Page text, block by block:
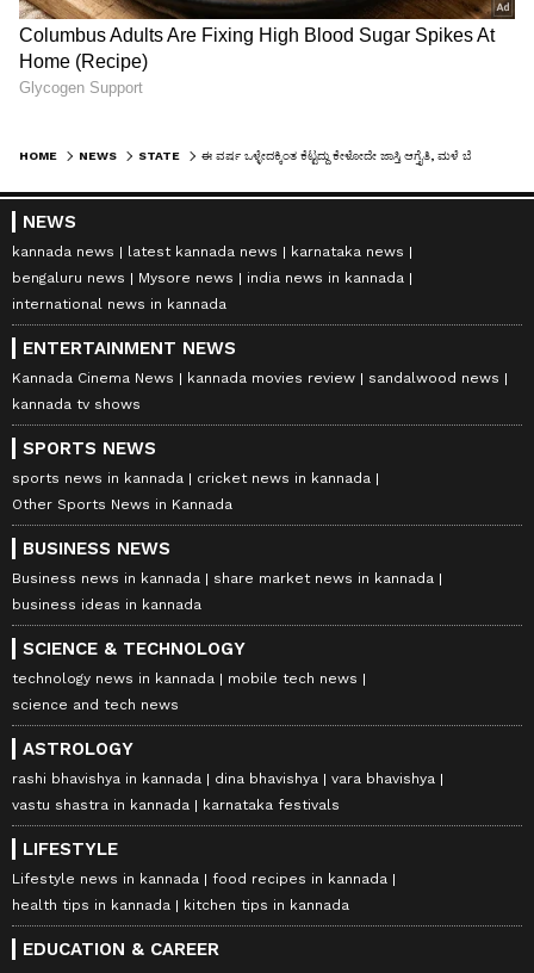
HOME NEWS STATE
NEWS
kannada news latest kannada news
karnataka news
bengaluru news
Mysore news
india news in kannada
international news in kannada
ENTERTAINMENT NEWS
Kannada Cinema News kannada movies review
sandalwood news
kannada tv shows
SPORTS NEWS
sports news in kannada
cricket news in kannada
Other Sports News in Kannada
BUSINESS NEWS
Business news in kannada
share market news in kannada
business ideas in kannada
SCIENCE & TECHNOLOGY
technology news in kannada
mobile tech news
science and tech news
ASTROLOGY
rashi bhavishya in kannada dina bhavishya
vara bhavishya
vastu shastra in kannada
karnataka festivals
LIFESTYLE
Lifestyle news in kannada
food recipes in kannada
health tips in kannada
kitchen tips in kannada
EDUCATION & CAREER